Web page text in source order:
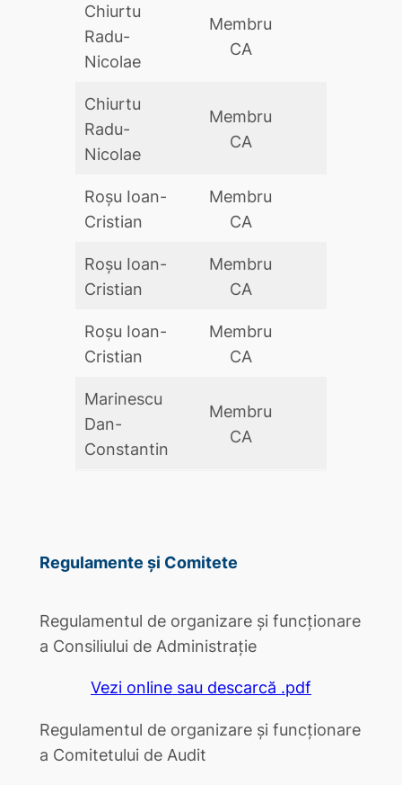
Chiurtu
Radu-
Nicolae
Membru
CA
Chiurtu
Radu-
Nicolae
Membru
CA
Roșu Ioan-
Cristian
Membru
CA
Roșu Ioan-
Cristian
Membru
CA
Roșu Ioan-
Cristian
Membru
CA
Marinescu
Dan-
Constantin
Membru
CA
Regulamente și Comitete
Regulamentul de organizare și funcționare
a Consiliului de Administrație
Vezi online sau descarcă .pdf
Regulamentul de organizare și funcționare
a Comitetului de Audit